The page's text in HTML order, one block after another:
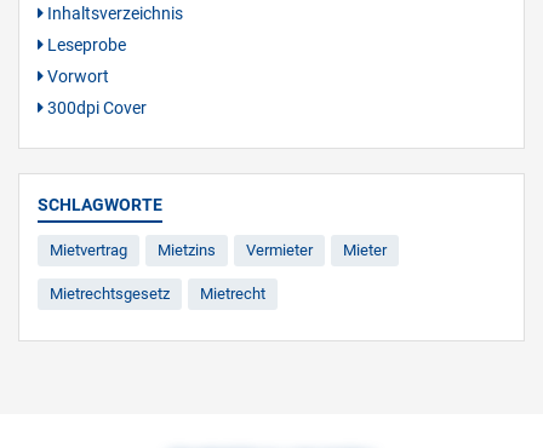
Inhaltsverzeichnis
Leseprobe
Vorwort
300dpi Cover
SCHLAGWORTE
Mietvertrag Mietzins Vermieter Mieter
Mietrechtsgesetz Mietrecht